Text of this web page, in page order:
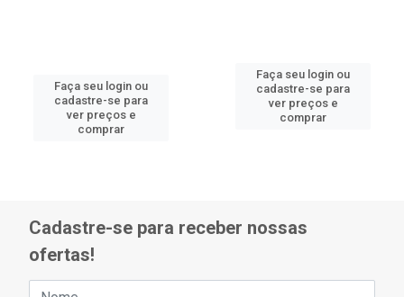
Faça seu login ou
cadastre-se para
ver preços e
comprar
Faça seu login ou
cadastre-se para
ver preços e
comprar
Cadastre-se para receber nossas
ofertas!